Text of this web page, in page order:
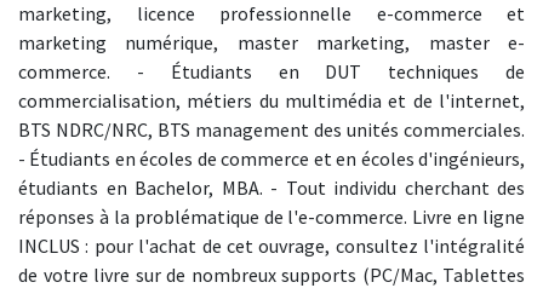
marketing, licence professionnelle e-commerce et
marketing numérique, master marketing, master e-
commerce. - Étudiants en DUT techniques de
commercialisation, métiers du multimédia et de l'internet,
BTS NDRC/NRC, BTS management des unités commerciales.
- Étudiants en écoles de commerce et en écoles d'ingénieurs,
étudiants en Bachelor, MBA. - Tout individu cherchant des
réponses à la problématique de l'e-commerce. Livre en ligne
INCLUS : pour l'achat de cet ouvrage, consultez l'intégralité
de votre livre sur de nombreux supports (PC/Mac, Tablettes